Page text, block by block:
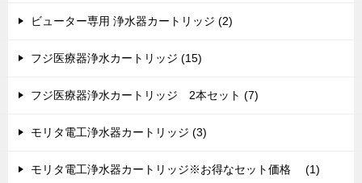
ビューター専用 浄水器カートリッジ (2)
フジ医療器浄水カートリッジ (15)
フジ医療器浄水カートリッジ 2本セット (7)
モリタ電工浄水器カートリッジ (3)
モリタ電工浄水器カートリッジ※お得なセット価格 (1)